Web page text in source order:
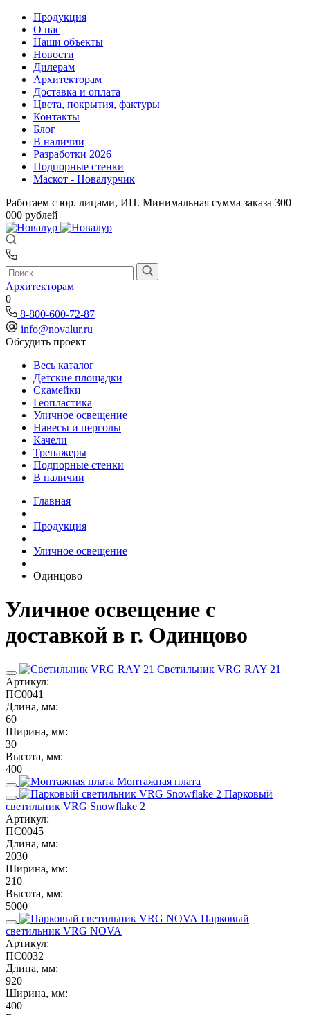
Продукция
О нас
Наши объекты
Новости
Дилерам
Архитекторам
Доставка и оплата
Цвета, покрытия, фактуры
Контакты
Блог
В наличии
Разработки 2026
Подпорные стенки
Маскот - Новалурчик
Работаем с юр. лицами, ИП. Минимальная сумма заказа 300
000 рублей
Архитекторам
0
8-800-600-72-87
info@novalur.ru
Обсудить проект
Весь каталог
Детские площадки
Скамейки
Геопластика
Уличное освещение
Навесы и перголы
Качели
Тренажеры
Подпорные стенки
В наличии
Главная
Продукция
Уличное освещение
Одинцово
Уличное освещение с
доставкой в г. Одинцово
Светильник VRG RAY 21
Артикул:
ПС0041
Длина, мм:
60
Ширина, мм:
30
Высота, мм:
400
Монтажная плата
Парковый
светильник VRG Snowflake 2
Артикул:
ПС0045
Длина, мм:
2030
Ширина, мм:
210
Высота, мм:
5000
Парковый
светильник VRG NOVA
Артикул:
ПС0032
Длина, мм:
920
Ширина, мм:
400